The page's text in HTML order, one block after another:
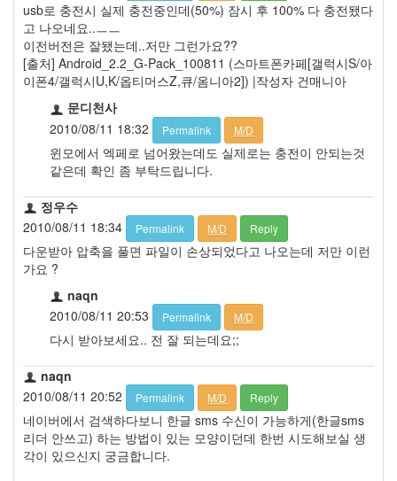
usb로 충전시 실제 충전중인데(50%) 잠시 후 100% 다 충전됐다
고 나오네요..ㅡㅡ
이전버전은 잘됐는데..저만 그런가요??
[출처] Android_2.2_G-Pack_100811 (스마트폰카페[갤럭시S/아
이폰4/갤럭시U,K/옵티머스Z,큐/옴니아2]) |작성자 건매니아
문디천사
2010/08/11 18:32
Permalink M/D
윈모에서 엑페로 넘어왔는데도 실제로는 충전이 안되는것
같은데 확인 좀 부탁드립니다.
정우수
2010/08/11 18:34
Permalink M/D Reply
다운받아 압축을 풀면 파일이 손상되었다고 나오는데 저만 이런
가요 ?
naqn
2010/08/11 20:53
Permalink M/D
다시 받아보세요.. 전 잘 되는데요;;
naqn
2010/08/11 20:52
Permalink M/D Reply
네이버에서 검색하다보니 한글 sms 수신이 가능하게(한글sms
리더 안쓰고) 하는 방법이 있는 모양이던데 한번 시도해보실 생
각이 있으신지 궁금합니다.